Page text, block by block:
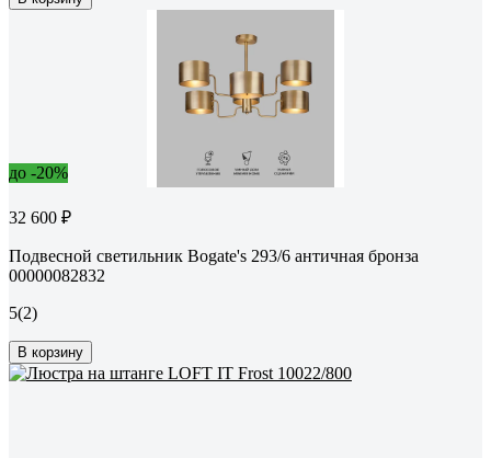
до -20%
32 600 ₽
Подвесной светильник Bogate's 293/6 античная бронза
00000082832
5(2)
В корзину